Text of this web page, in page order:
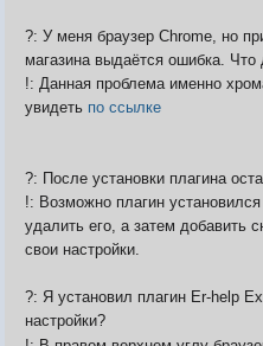
ЧитЫр
?: У меня браузер Chrome, но
магазина выдаётся ошибка. Что
!: Данная проблема именно
увидеть по ссылке
?: После установки плагина
!: Возможно плагин
удалить его, а затем добавить
свои настройки.
?: Я установил плагин Er-help
настройки?